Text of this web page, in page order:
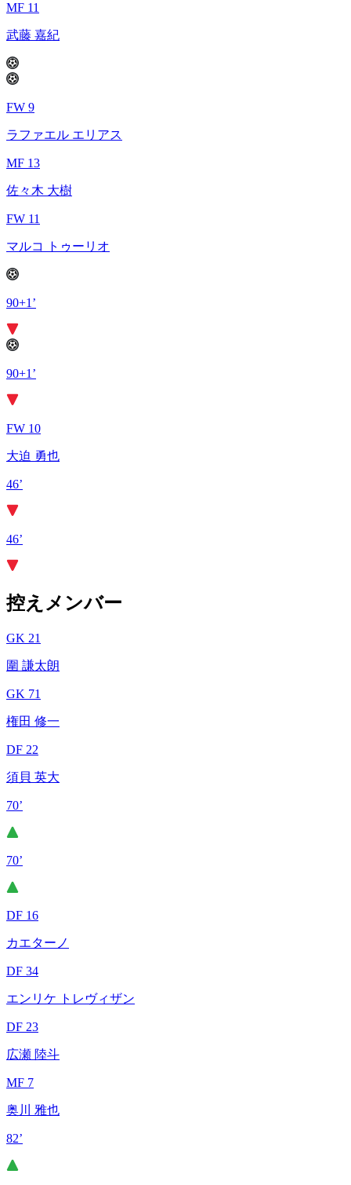
MF 11
武藤 嘉紀
FW 9
ラファエル エリアス
MF 13
佐々木 大樹
FW 11
マルコ トゥーリオ
90+1’
90+1’
FW 10
大迫 勇也
46’
46’
控えメンバー
GK 21
圍 謙太朗
GK 71
権田 修一
DF 22
須貝 英大
70’
70’
DF 16
カエターノ
DF 34
エンリケ トレヴィザン
DF 23
広瀬 陸斗
MF 7
奥川 雅也
82’